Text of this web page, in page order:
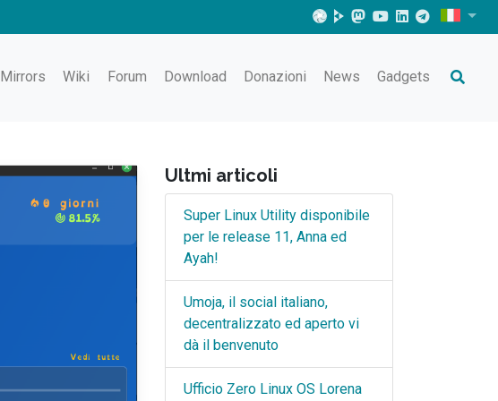
Mirrors Wiki Forum Download Donazioni News Gadgets
Ultmi articoli
Super Linux Utility disponibile
per le release 11, Anna ed
Ayah!
Umoja, il social italiano,
decentralizzato ed aperto vi
dà il benvenuto
Ufficio Zero Linux OS Lorena